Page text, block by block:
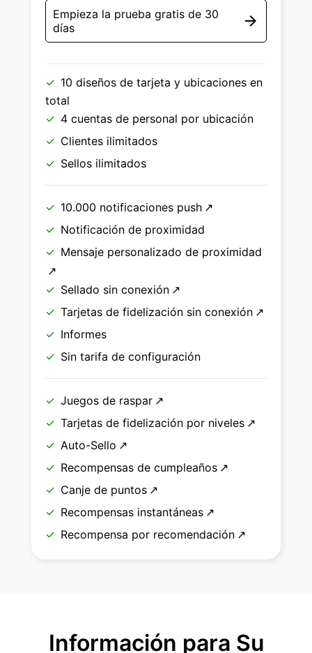
Empieza la prueba gratis de 30
días
arrow_forward
10 diseños de tarjeta y ubicaciones en
total
4 cuentas de personal por ubicación
Clientes ilimitados
Sellos ilimitados
10.000 notificaciones push
Notificación de proximidad
Mensaje personalizado de proximidad
Sellado sin conexión
Tarjetas de fidelización sin conexión
Informes
Sin tarifa de configuración
Juegos de raspar
Tarjetas de fidelización por niveles
Auto-Sello
Recompensas de cumpleaños
Canje de puntos
Recompensas instantáneas
Recompensa por recomendación
Información para Su